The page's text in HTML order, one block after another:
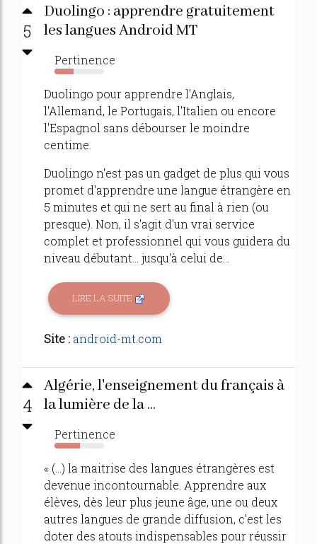
5
Duolingo : apprendre gratuitement
les langues Android MT
Pertinence
38%
Duolingo pour apprendre l'Anglais,
l'Allemand, le Portugais, l'Italien ou encore
l'Espagnol sans débourser le moindre
centime.
Duolingo n'est pas un gadget de plus qui vous
promet d'apprendre une langue étrangère en
5 minutes et qui ne sert au final à rien (ou
presque). Non, il s'agit d'un vrai service
complet et professionnel qui vous guidera du
niveau débutant... jusqu'à celui de...
LIRE LA SUITE
Site : android-mt.com
4
Algérie, l'enseignement du français à
la lumière de la ...
Pertinence
51%
« (...) la maitrise des langues étrangères est
devenue incontournable. Apprendre aux
élèves, dès leur plus jeune âge, une ou deux
autres langues de grande diffusion, c'est les
doter des atouts indispensables pour réussir